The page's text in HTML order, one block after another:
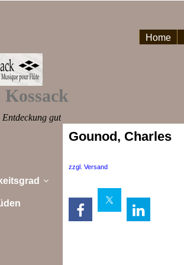
Home
gut
Gounod, Charles
zzgl. Versand